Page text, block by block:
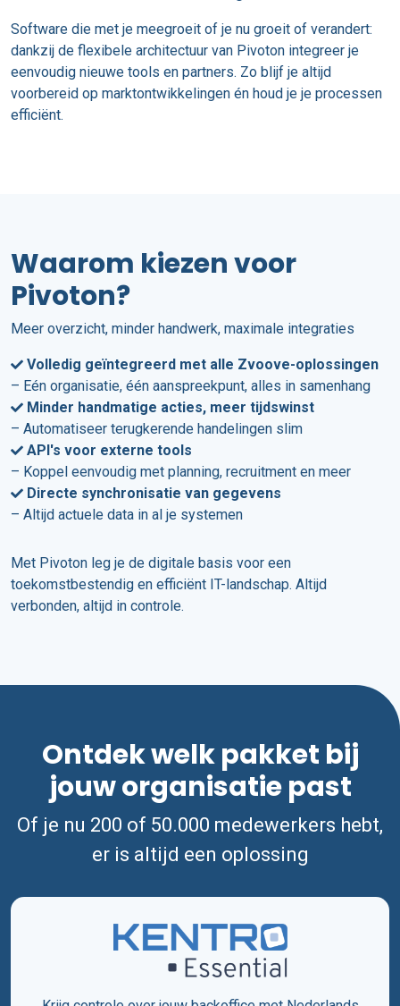
Software die met je meegroeit of je nu groeit of verandert:
dankzij de flexibele architectuur van Pivoton integreer je
eenvoudig nieuwe tools en partners. Zo blijf je altijd
voorbereid op marktontwikkelingen én houd je je processen
efficiënt.
Waarom kiezen voor
Pivoton?
Meer overzicht, minder handwerk, maximale integraties
Volledig geïntegreerd met alle Zvoove-oplossingen
– Eén organisatie, één aanspreekpunt, alles in samenhang
Minder handmatige acties, meer tijdswinst
– Automatiseer terugkerende handelingen slim
API's voor externe tools
– Koppel eenvoudig met planning, recruitment en meer
Directe synchronisatie van gegevens
– Altijd actuele data in al je systemen
Met Pivoton leg je de digitale basis voor een
toekomstbestendig en efficiënt IT-landschap. Altijd
verbonden, altijd in controle.
Ontdek welk pakket bij
jouw organisatie past
Of je nu 200 of 50.000 medewerkers hebt,
er is altijd een oplossing